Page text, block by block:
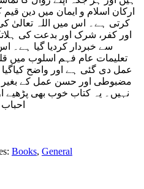
ارکان اسلام و ایمان میں دین
کرتی ہے۔ اس میں اللہ
اور کفر، شرک اور بدعت کی
سے خبردار کردیا گیا ہے۔
تعلیمات عام فہم اسلوب میں
عمل دی گئی ہے اور واضح
مضبوطی اور حسن عمل کے بغیر
نہیں۔ یہ کتاب خوب بھی پڑھیے
Books, General